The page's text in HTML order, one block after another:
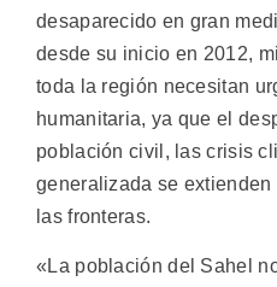
desaparecido en gran
desde su inicio en 2012,
toda la región necesitan
humanitaria, ya que el
población civil, las crisis
generalizada se
las fronteras.
«La población del Sahel